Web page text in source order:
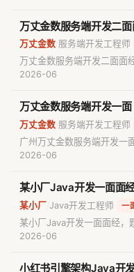
中小公司面试流程的不规范
万丈金数服务端开发二面
万丈金数 服务端开发工程师
万丈金数服务端开发二面面
本管理原理、MySQL事务
2026-06
万丈金数服务端开发一面
万丈金数 服务端开发工程师
广州万丈金数服务端开发一
式与设计、MySQL索引B+
简单二分查找手写。
2026-06
某小厂Java开发一面面
某小厂 Java开发工程师 一
某小厂Java开发一面面经，
线程安全）、Redis vs
自评凉经。
2026-06
小红书引擎架构Java开